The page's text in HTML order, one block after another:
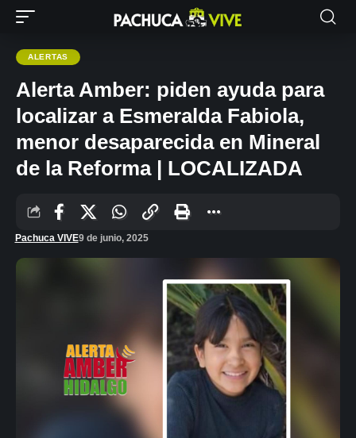
ALERTAS
Alerta Amber: piden ayuda para
localizar a Esmeralda Fabiola,
menor desaparecida en Mineral
de la Reforma | LOCALIZADA
Pachuca VIVE9 de junio, 2025